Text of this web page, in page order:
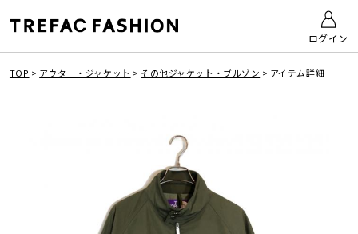
ログイン
TOP > アウター・ジャケット > その他ジャケット・ブルゾン > アイテム詳細